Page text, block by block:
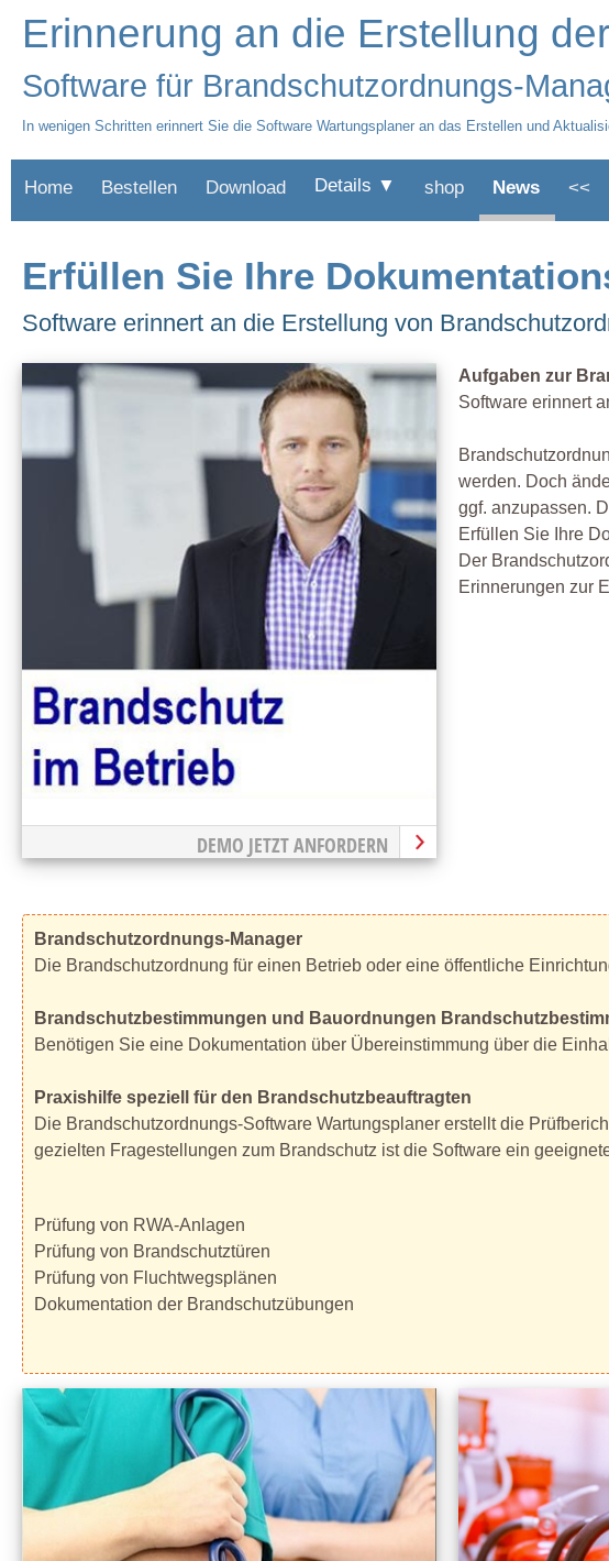
Erinnerung an die Erstellung
Software für Brandschutzordnungs-
In wenigen Schritten erinnert Sie die Software Wartungsplaner an das Erstellen und
Home Bestellen Download Details ▼ shop News <<
Erfüllen Sie Ihre
Software erinnert an die Erstellung von
DEMO JETZT ANFORDERN
Aufgaben zur
Software erinnert
werden. Doch
ggf. anzupassen.
Erfüllen Sie Ihre
Der
Erinnerungen zur
Brandschutzordnungs-Manager
Die Brandschutzordnung für einen Betrieb oder eine öffentliche
Brandschutzbestimmungen und Bauordnungen
Benötigen Sie eine Dokumentation über Übereinstimmung über die
Praxishilfe speziell für den Brandschutzbeauftragten
Die Brandschutzordnungs-Software Wartungsplaner erstellt die
gezielten Fragestellungen zum Brandschutz ist die Software ein
Prüfung von RWA-Anlagen
Prüfung von Brandschutztüren
Prüfung von Fluchtwegsplänen
Dokumentation der Brandschutzübungen